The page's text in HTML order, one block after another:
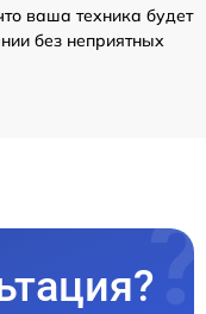
ваша техника будет
без неприятных